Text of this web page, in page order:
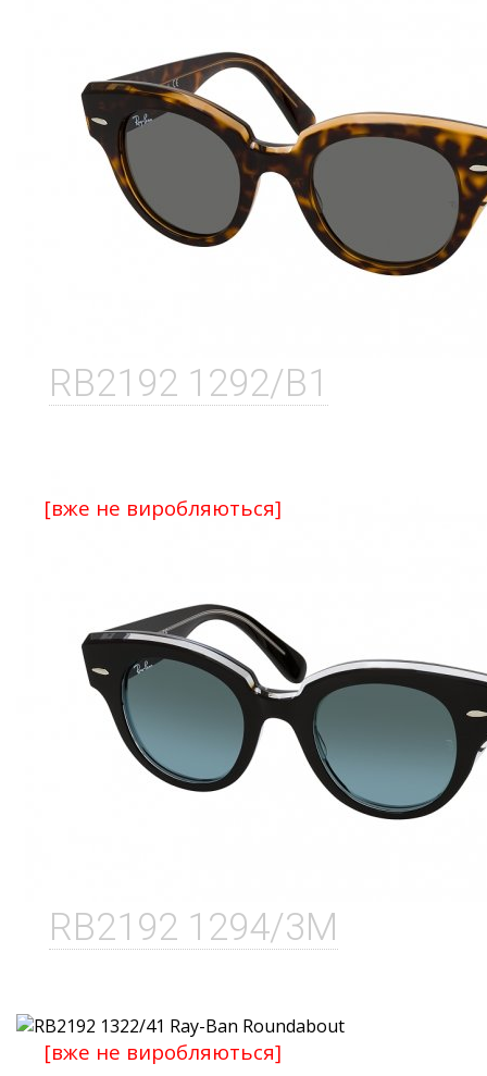
RB2192 1292/B1
RB2192 1294/3M
[вже не виробляються]
[вже не виробляються]